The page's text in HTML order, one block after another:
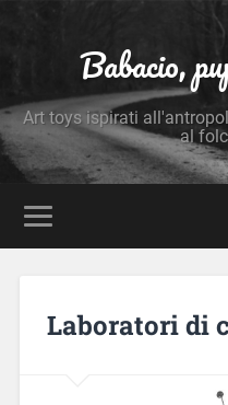
Babacio,
Art toys ispirati
al
Laboratori di